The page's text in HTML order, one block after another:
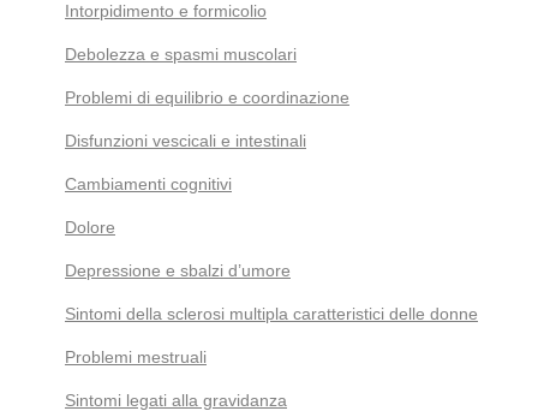
Intorpidimento e formicolio
Debolezza e spasmi muscolari
Problemi di equilibrio e coordinazione
Disfunzioni vescicali e intestinali
Cambiamenti cognitivi
Dolore
Depressione e sbalzi d’umore
Sintomi della sclerosi multipla caratteristici delle donne
Problemi mestruali
Sintomi legati alla gravidanza